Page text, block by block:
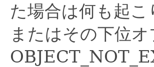
た場合は何も起
またはその下位